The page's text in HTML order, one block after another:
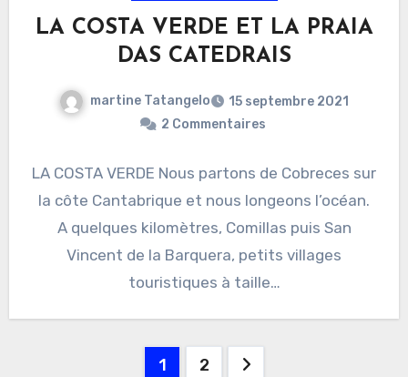
LA COSTA VERDE ET LA PRAIA
DAS CATEDRAIS
martine Tatangelo
15 septembre 2021
2 Commentaires
LA COSTA VERDE Nous partons de Cobreces sur
la côte Cantabrique et nous longeons l’océan.
A quelques kilomètres, Comillas puis San
Vincent de la Barquera, petits villages
touristiques à taille…
1 2